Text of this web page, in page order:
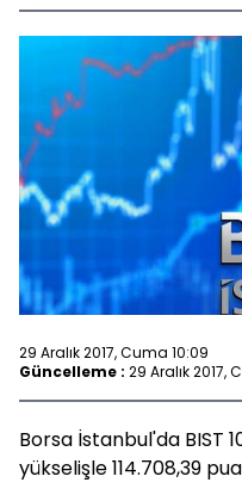
29 Aralık 2017, Cuma 10:09
Güncelleme : 29 Aralık 2017,
Borsa İstanbul'da BIST
yükselişle 114.708,39